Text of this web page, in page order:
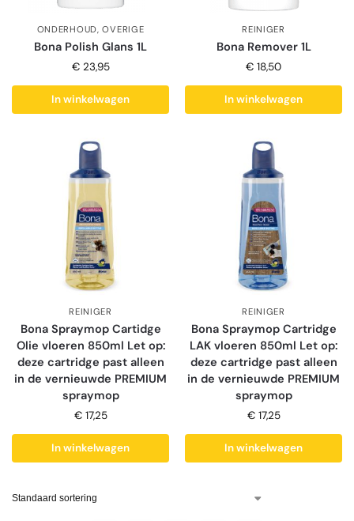
ONDERHOUD,OVERIGE
Bona Polish Glans 1L
€23,95
In winkelwagen
REINIGER
Bona Remover 1L
€ 18,50
In winkelwagen
REINIGER
Bona Spraymop Cartidge
Olie vloeren 850ml Let op:
deze cartridge past alleen
in de vernieuwde PREMIUM
spraymop
€17,25
In winkelwagen
REINIGER
Bona Spraymop Cartridge
LAK vloeren 850ml Let op:
deze cartridge past alleen
in de vernieuwde PREMIUM
spraymop
€17,25
In winkelwagen